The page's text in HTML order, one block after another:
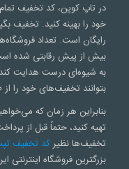
در تاپ کوپن، کد تخفیف تمام
خود را بهینه کنید. تخفیف
رایگان است. تعداد
بیش از پیش رقابتی شده
به شیوه‌ای درست هدایت کند.
بتوانند تخفیف‌های خود را
بنابراین هر زمان که
تهیه کنید، حتماً قبل از
تخفیف‌ها نظیرکد تخفیف
بزرگترین فروشگاه اینترنتی